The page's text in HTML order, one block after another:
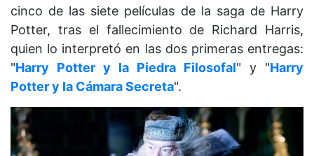
cinco de las siete películas de la saga de Harry
Potter, tras el fallecimiento de Richard Harris,
quien lo interpretó en las dos primeras entregas:
"Harry Potter y la Piedra Filosofal" y "Harry
Potter y la Cámara Secreta".